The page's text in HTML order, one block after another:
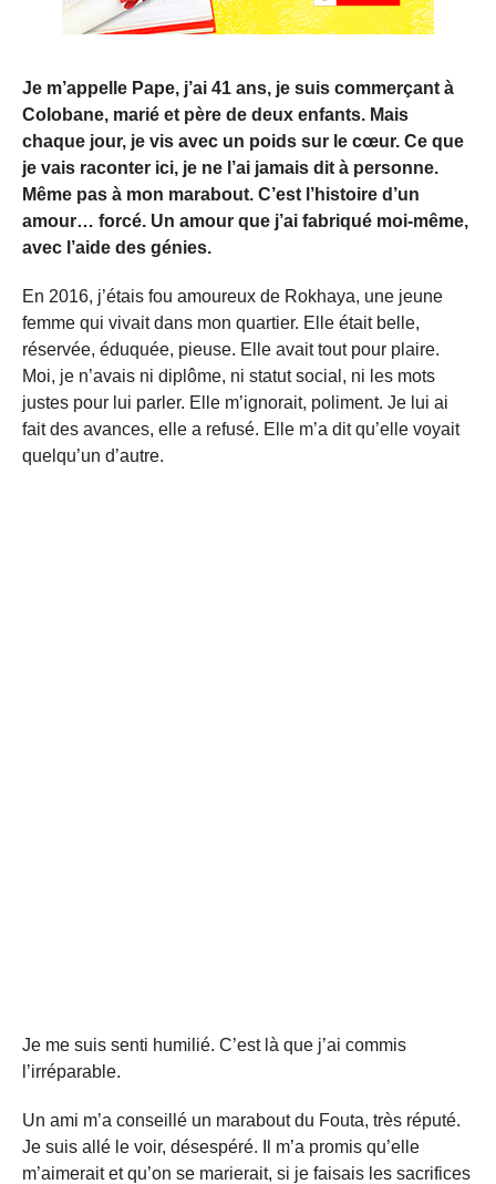
Je m’appelle Pape, j’ai 41 ans, je suis commerçant à
Colobane, marié et père de deux enfants. Mais
chaque jour, je vis avec un poids sur le cœur. Ce que
je vais raconter ici, je ne l’ai jamais dit à personne.
Même pas à mon marabout. C’est l’histoire d’un
amour… forcé. Un amour que j’ai fabriqué moi-même,
avec l’aide des génies.
En 2016, j’étais fou amoureux de Rokhaya, une jeune
femme qui vivait dans mon quartier. Elle était belle,
réservée, éduquée, pieuse. Elle avait tout pour plaire.
Moi, je n’avais ni diplôme, ni statut social, ni les mots
justes pour lui parler. Elle m’ignorait, poliment. Je lui ai
fait des avances, elle a refusé. Elle m’a dit qu’elle voyait
quelqu’un d’autre.
Je me suis senti humilié. C’est là que j’ai commis
l’irréparable.
Un ami m’a conseillé un marabout du Fouta, très réputé.
Je suis allé le voir, désespéré. Il m’a promis qu’elle
m’aimerait et qu’on se marierait, si je faisais les sacrifices